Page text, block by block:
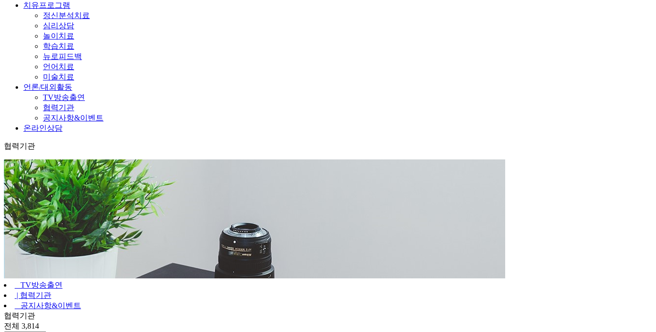
치유프로그램
정신분석치료
심리상담
놀이치료
학습치료
뉴로피드백
언어치료
미술치료
언론/대외활동
TV방송출연
협력기관
공지사항&이벤트
온라인상담
협력기관
TV방송출연
| 협력기관
공지사항&이벤트
협력기관
전체 3,814